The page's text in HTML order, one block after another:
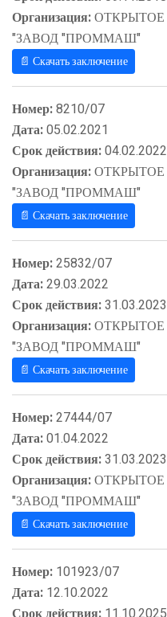
Организация:
"ЗАВОД "ПРОММАШ"
📄 Скачать заключение
Номер:8210/07
Дата:05.02.2021
Срок действия:04.02.2022
Организация:
"ЗАВОД "ПРОММАШ"
📄 Скачать заключение
Номер:25832/07
Дата:29.03.2022
Срок действия:31.03.2023
Организация:
"ЗАВОД "ПРОММАШ"
📄 Скачать заключение
Номер:27444/07
Дата:01.04.2022
Срок действия:31.03.2023
Организация:
"ЗАВОД "ПРОММАШ"
📄 Скачать заключение
Номер: 101923/07
Дата: 12.10.2022